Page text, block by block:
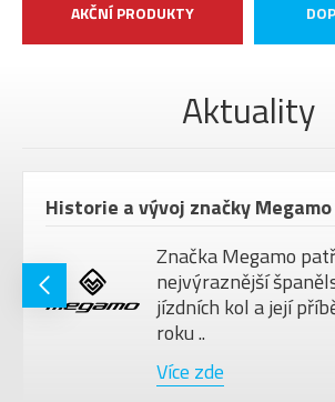
AKČNÍ PRODUKTY
Aktuality
Historie a vývoj značky Megamo
Značka Megamo
nejvýraznější
jízdních kol a její
roku ..
Více zde